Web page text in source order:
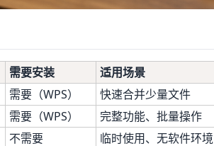
需要安装
适用场景
需要（WPS）
快速合并少量文件
需要（WPS）
完整功能、批量操作
不需要 临时使用、无软件环境